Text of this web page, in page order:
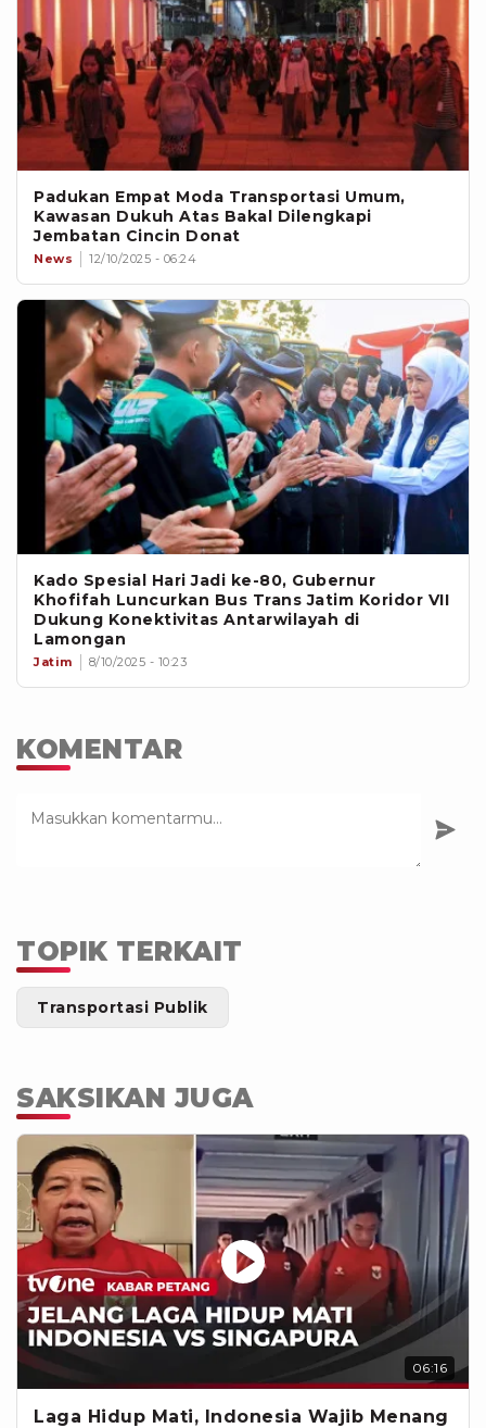
Padukan Empat Moda Transportasi Umum,
Kawasan Dukuh Atas Bakal Dilengkapi
Jembatan Cincin Donat
News 12/10/2025 - 06:24
Kado Spesial Hari Jadi ke-80, Gubernur
Khofifah Luncurkan Bus Trans Jatim Koridor VII
Dukung Konektivitas Antarwilayah di
Lamongan
Jatim 8/10/2025 - 10:23
KOMENTAR
TOPIK TERKAIT
Transportasi Publik
SAKSIKAN JUGA
06:16
Laga Hidup Mati, Indonesia Wajib Menang